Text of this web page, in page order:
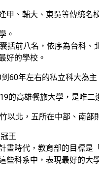
甲、輔大、東吳等傳統名
。
括前八名，依序為台科
好的學校。
60年左右的私立科大為
的高雄餐旅大學，是唯
以北，五所在中部、南部
王
畫時代，教育部的目標
些科系中，表現最好的大